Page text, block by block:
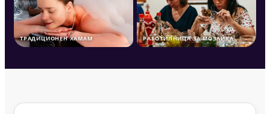
ТРАДИЦИОНЕН ХАМАМ РАБОТИЛНИЦА ЗА МОЗАЙКА